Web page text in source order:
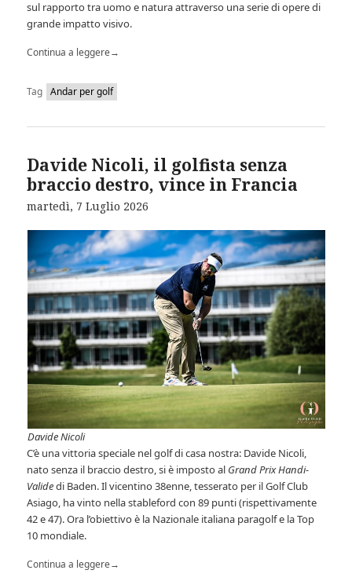
sul rapporto tra uomo e natura attraverso una serie di opere di
grande impatto visivo.
Continua a leggere→
Tag Andar per golf
Davide Nicoli, il golfista senza
braccio destro, vince in Francia
martedì, 7 Luglio 2026
Davide Nicoli
C’è una vittoria speciale nel golf di casa nostra: Davide Nicoli,
nato senza il braccio destro, si è imposto al Grand Prix Handi-
Validedi Baden. Il vicentino 38enne, tesserato per il Golf Club
Asiago, ha vinto nella stableford con 89 punti (rispettivamente
42 e 47). Ora l’obiettivo è la Nazionale italiana paragolf e la Top
10 mondiale.
Continua a leggere→